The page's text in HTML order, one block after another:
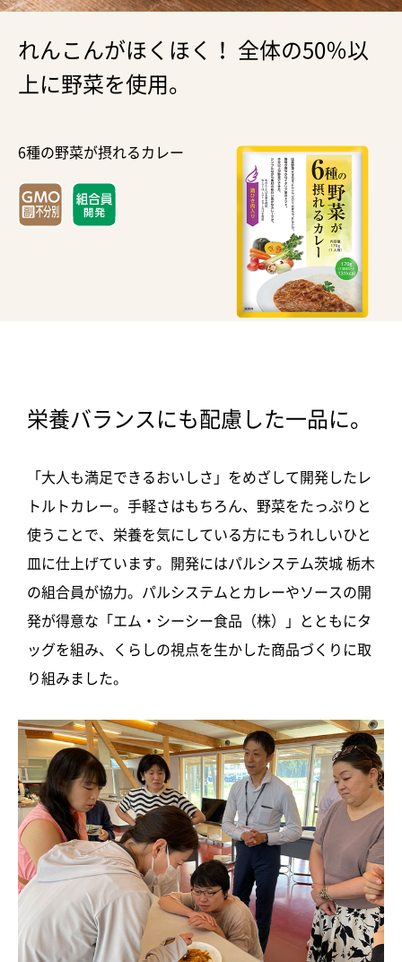
れんこんがほくほく！ 全体の50％以
上に野菜を使用。
6種の野菜が摂れるカレー
栄養バランスにも配慮した一品に。
「大人も満足できるおいしさ」をめざして開発したレ
トルトカレー。手軽さはもちろん、野菜をたっぷりと
使うことで、栄養を気にしている方にもうれしいひと
皿に仕上げています。開発にはパルシステム茨城 栃木
の組合員が協力。パルシステムとカレーやソースの開
発が得意な「エム・シーシー食品（株）」とともにタ
ッグを組み、くらしの視点を生かした商品づくりに取
り組みました。